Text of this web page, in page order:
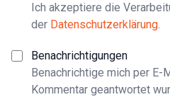
Ich akzeptiere die
der Datenschutzerklärung.
Benachrichtigungen
Benachrichtige mich per E-
Kommentar geantwortet